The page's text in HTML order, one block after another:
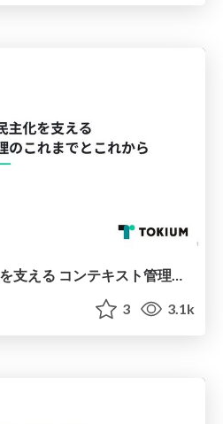
AIによる開発の民主化を支える コンテキスト管理のこれまでとこれから
3 3.1k